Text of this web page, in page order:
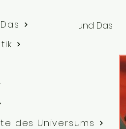
Artikel Dies und Das
Sprache
des Universums